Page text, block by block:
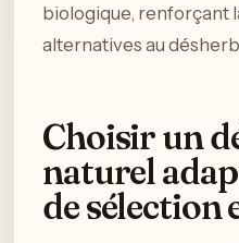
biologique, renforçant
alternatives au
Choisir un
naturel
de sélection